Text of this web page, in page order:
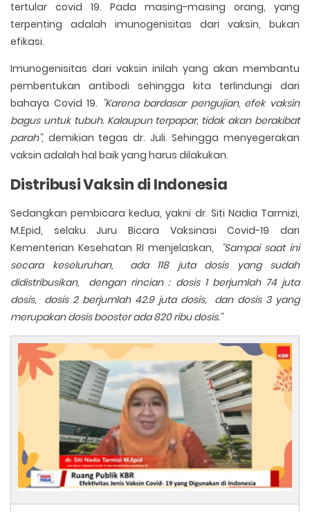
tertular covid 19. Pada masing-masing orang, yang
terpenting adalah imunogenisitas dari vaksin, bukan
efikasi.
Imunogenisitas dari vaksin inilah yang akan membantu
pembentukan antibodi sehingga kita terlindungi dari
bahaya Covid 19. "Karena bardasar pengujian, efek vaksin
bagus untuk tubuh. Kalaupun terpapar, tidak akan berakibat
parah", demikian tegas dr. Juli. Sehingga menyegerakan
vaksin adalah hal baik yang harus dilakukan.
Distribusi Vaksin di Indonesia
Sedangkan pembicara kedua, yakni dr. Siti Nadia Tarmizi,
M.Epid, selaku Juru Bicara Vaksinasi Covid-19 dari
Kementerian Kesehatan RI menjelaskan,
"Sampai saat ini
secara keseluruhan, ada 118 juta dosis yang sudah
didistribusikan, dengan rincian : dosis 1 berjumlah 74 juta
dosis, dosis 2 berjumlah 42.9 juta dosis, dan dosis 3 yang
merupakan dosis booster ada 820 ribu dosis."